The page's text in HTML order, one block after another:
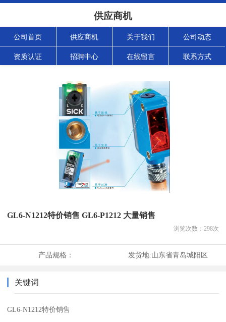
供应商机
公司首页 供应商机 关于我们 公司动态
资质认证 招聘中心 在线留言 联系方式
GL6-N1212特价销售 GL6-P1212 大量销售
浏览次数： 298次
产品规格： 发货地:山东省青岛城阳区
关键词
GL6-N1212特价销售